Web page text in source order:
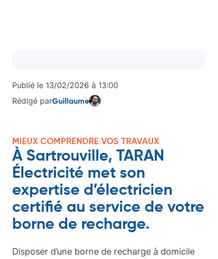
Publié le 13/02/2026 à 13:00
Rédigé parGuillaume
MIEUX COMPRENDRE VOS TRAVAUX
À Sartrouville, TARAN
Électricité met son
expertise d’électricien
certifié au service de votre
borne de recharge.
Disposer d’une borne de recharge à domicile